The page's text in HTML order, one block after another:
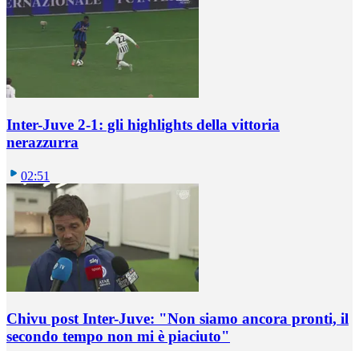
Inter-Juve 2-1: gli highlights della vittoria
nerazzurra
02:51
Chivu post Inter-Juve: "Non siamo ancora pronti, il
secondo tempo non mi è piaciuto"